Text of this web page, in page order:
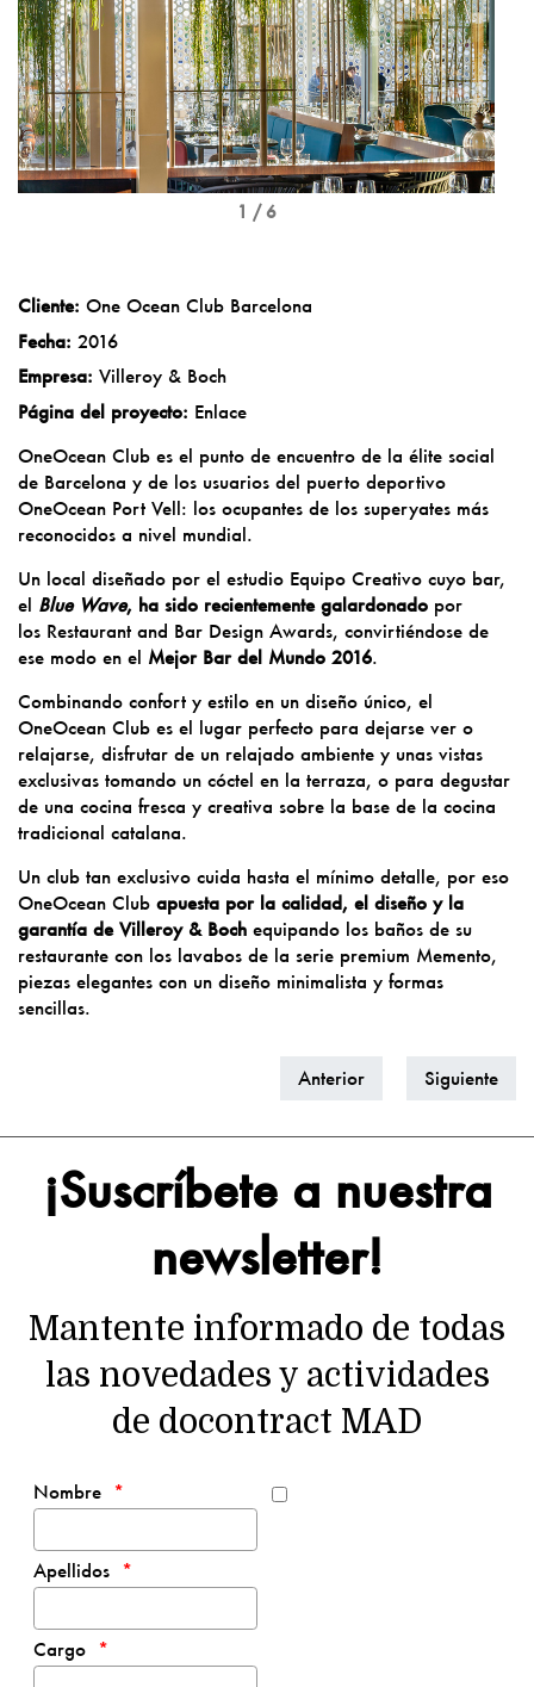
1 / 6
Cliente: One Ocean Club Barcelona
Fecha: 2016
Empresa: Villeroy & Boch
Página del proyecto: Enlace
OneOcean Club es el punto de encuentro de la élite social
de Barcelona y de los usuarios del puerto deportivo
OneOcean Port Vell: los ocupantes de los superyates más
reconocidos a nivel mundial.
Un local diseñado por el estudio Equipo Creativo cuyo bar,
el Blue Wave, ha sido recientemente galardonado por
los Restaurant and Bar Design Awards, convirtiéndose de
ese modo en el Mejor Bar del Mundo 2016.
Combinando confort y estilo en un diseño único, el
OneOcean Club es el lugar perfecto para dejarse ver o
relajarse, disfrutar de un relajado ambiente y unas vistas
exclusivas tomando un cóctel en la terraza, o para degustar
de una cocina fresca y creativa sobre la base de la cocina
tradicional catalana.
Un club tan exclusivo cuida hasta el mínimo detalle, por eso
OneOcean Club apuesta por la calidad, el diseño y la
garantía de Villeroy & Boch equipando los baños de su
restaurante con los lavabos de la serie premium Memento,
piezas elegantes con un diseño minimalista y formas
sencillas.
Anterior Siguiente
¡Suscríbete a nuestra
newsletter!
Mantente informado de todas
las novedades y actividades
de docontract MAD
Nombre
Apellidos
Cargo